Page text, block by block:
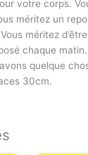
votre corps.
méritez un
méritez
chaque
quelque
30cm.